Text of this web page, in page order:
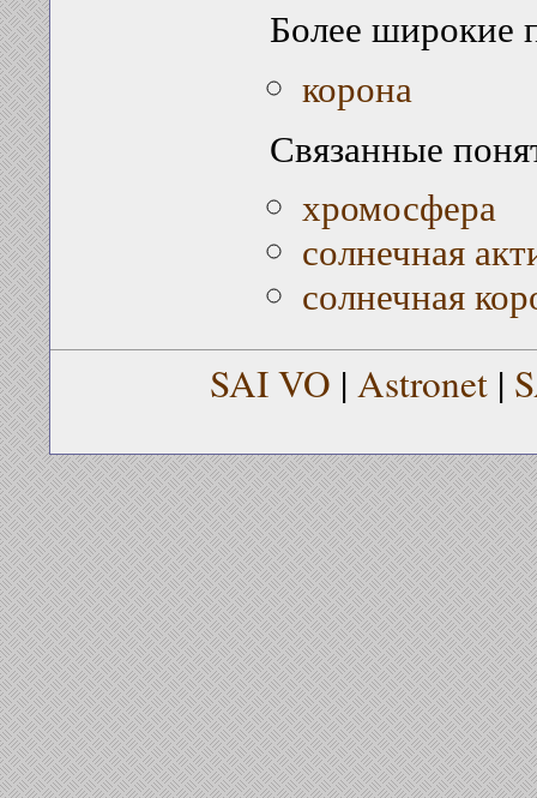
Более широкие
корона
Связанные
хромосфера
солнечная
солнечная
SAI VO | Astronet |